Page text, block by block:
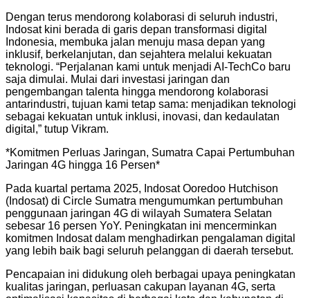
Dengan terus mendorong kolaborasi di seluruh industri,
Indosat kini berada di garis depan transformasi digital
Indonesia, membuka jalan menuju masa depan yang
inklusif, berkelanjutan, dan sejahtera melalui kekuatan
teknologi. “Perjalanan kami untuk menjadi AI-TechCo baru
saja dimulai. Mulai dari investasi jaringan dan
pengembangan talenta hingga mendorong kolaborasi
antarindustri, tujuan kami tetap sama: menjadikan teknologi
sebagai kekuatan untuk inklusi, inovasi, dan kedaulatan
digital,” tutup Vikram.
*Komitmen Perluas Jaringan, Sumatra Capai Pertumbuhan
Jaringan 4G hingga 16 Persen*
Pada kuartal pertama 2025, Indosat Ooredoo Hutchison
(Indosat) di Circle Sumatra mengumumkan pertumbuhan
penggunaan jaringan 4G di wilayah Sumatera Selatan
sebesar 16 persen YoY. Peningkatan ini mencerminkan
komitmen Indosat dalam menghadirkan pengalaman digital
yang lebih baik bagi seluruh pelanggan di daerah tersebut.
Pencapaian ini didukung oleh berbagai upaya peningkatan
kualitas jaringan, perluasan cakupan layanan 4G, serta